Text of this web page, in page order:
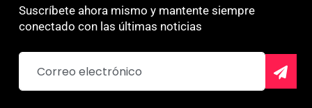
Suscríbete ahora mismo y mantente siempre
conectado con las últimas noticias